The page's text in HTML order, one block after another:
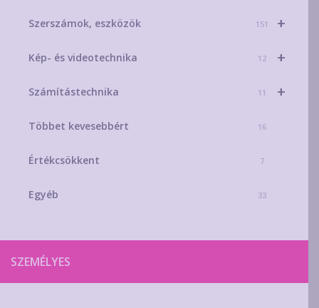
+
Szerszámok, eszközök 151
+
Kép- és videotechnika 12
+
Számítástechnika 11
Többet kevesebbért 16
Értékcsökkent 7
Egyéb 33
SZEMÉLYES